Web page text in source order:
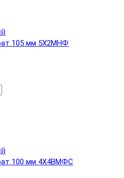
105 мм 5Х2МНФ
100 мм 4Х4ВМФС